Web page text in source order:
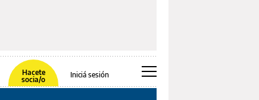
Hacete
socia/o
Iniciá sesión